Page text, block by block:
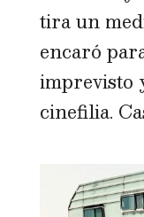
tira un
encaró
imprevisto
cinefilia.